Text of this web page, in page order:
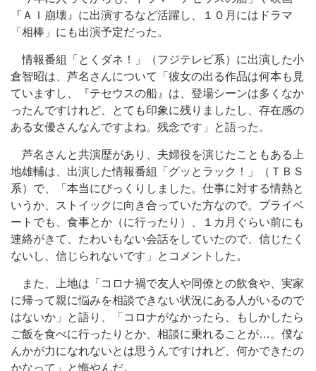
『ＡＩ崩壊』に出演するなど活躍し、１０月にはドラマ
「相棒」にも出演予定だった。
情報番組「とくダネ！」（フジテレビ系）に出演した小
倉智昭は、芦名さんについて「彼女の出る作品は何本も見
ていますし、『テセウスの船』は、登場シーンは多くなか
ったんですけれど、とても印象に残りましたし、存在感の
ある女優さんなんですよね。残念です」と語った。
芦名さんと共演歴があり、夫婦役を演じたこともある上
地雄輔は、出演した情報番組「グッとラック！」（ＴＢＳ
系）で、「本当にびっくりしました。仕事に対する情熱と
いうか、ストイックに向き合っていた方なので。プライベ
ートでも、食事とか（に行ったり）、１カ月ぐらい前にも
連絡がきて、たわいもない会話をしていたので、信じたく
ないし、信じられないです」とコメントした。
また、上地は「コロナ禍で友人や同僚との飲食や、実家
に帰って親に悩みを相談できない状況にある人がいるので
はないか」と語り、「コロナがなかったら、もしかしたら
ご飯を食べに行ったりとか、相談に乗れることが…。僕な
んかが力になれないとは思うんですけれど、何かできたの
かなって」と悔やんだ。